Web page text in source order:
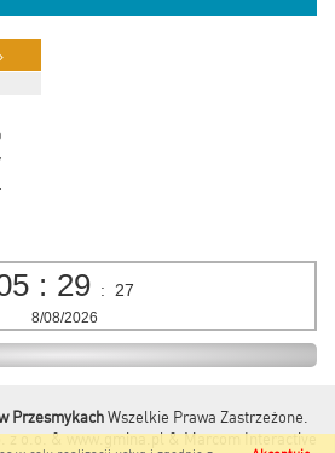
: 29 : 28
8/08/2026
PrzesmykachWszelkie Prawa Zastrzeżone.
z o.o. & www.gmina.pl&Marcom Interactive